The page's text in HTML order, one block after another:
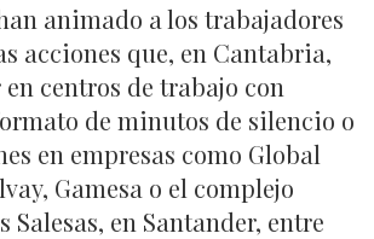
animado a los trabajadores
acciones que, en Cantabria,
centros de trabajo con
de minutos de silencio o
en empresas como Global
Gamesa o el complejo
Salesas, en Santander, entre